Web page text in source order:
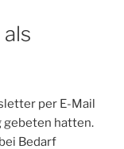
per E-Mail
gebeten hatten.
Bedarf